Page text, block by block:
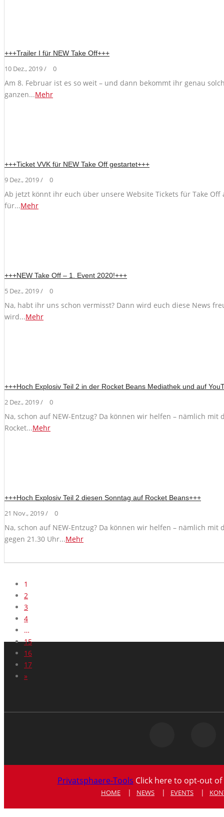
+++Trailer I für NEW Take Off+++
10 Dez., 2019 / 0
Am 8. Februar ist es so weit – und dann bekommt ihr genau
ganzen...Mehr
+++Ticket VVK für NEW Take Off gestartet+++
9 Dez., 2019 / 0
Ab jetzt könnt ihr euch über unsere Website Tickets für Take
für...Mehr
+++NEW Take Off – 1. Event 2020!+++
5 Dez., 2019 / 0
Na, habt ihr uns schon vermisst? Dann wird euch diese News
wird...Mehr
+++Hoch Explosiv Teil 2 in der Rocket Beans Mediathek und auf
2 Dez., 2019 / 0
Na, schon auf NEW-Entzug? Da können wir helfen – nämlich
Rocket...Mehr
+++Hoch Explosiv Teil 2 diesen Sonntag auf Rocket Beans+++
21 Nov., 2019 / 0
Na, schon auf NEW-Entzug? Da können wir helfen – nämlich
gegen 21.30 Uhr...Mehr
1
2
3
4
…
15
16
17
»
Privatsphaere-Tools Click here to opt-out
HOME NEWS EVENTS